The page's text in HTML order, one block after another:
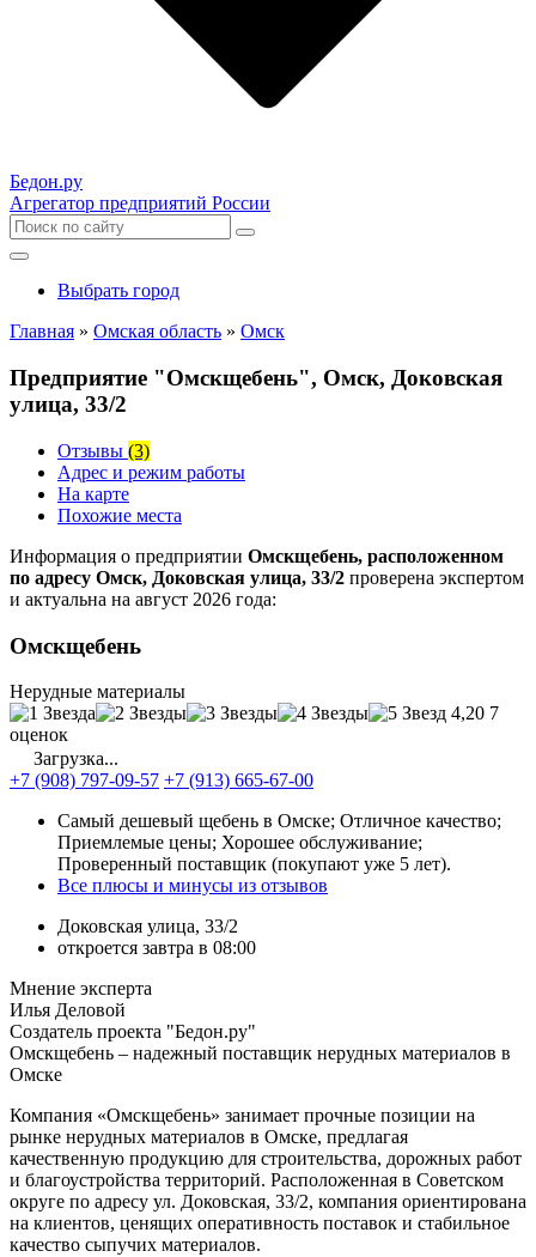
Бедон.ру
Агрегатор предприятий России
Выбрать город
Главная » Омская область » Омск
Предприятие "Омскщебень", Омск, Доковская
улица, 33/2
Отзывы (3)
Адрес и режим работы
На карте
Похожие места
Информация о предприятии Омскщебень, расположенном
по адресу Омск, Доковская улица, 33/2 проверена экспертом
и актуальна на август 2026 года:
Омскщебень
Нерудные материалы
4,20 7
оценок
Загрузка...
+7 (908) 797-09-57 +7 (913) 665-67-00
Самый дешевый щебень в Омске; Отличное качество;
Приемлемые цены; Хорошее обслуживание;
Проверенный поставщик (покупают уже 5 лет).
Все плюсы и минусы из отзывов
Доковская улица, 33/2
откроется завтра в 08:00
Мнение эксперта
Илья Деловой
Создатель проекта "Бедон.ру"
Омскщебень – надежный поставщик нерудных материалов в
Омске
Компания «Омскщебень» занимает прочные позиции на
рынке нерудных материалов в Омске, предлагая
качественную продукцию для строительства, дорожных работ
и благоустройства территорий. Расположенная в Советском
округе по адресу ул. Доковская, 33/2, компания ориентирована
на клиентов, ценящих оперативность поставок и стабильное
качество сыпучих материалов.